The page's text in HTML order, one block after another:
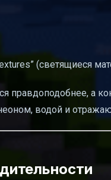
(светящиеся
правдоподобнее, а
водой и